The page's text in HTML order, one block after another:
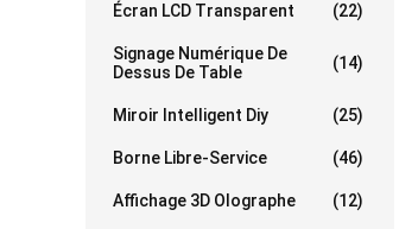
Écran LCD Transparent (22)
Signage Numérique De
Dessus De Table
(14)
Miroir Intelligent Diy (25)
Borne Libre-Service (46)
Affichage 3D Olographe (12)